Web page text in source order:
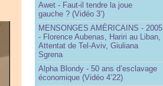
Awet - Faut-il tendre la joue
gauche ? (Vidéo 3’)
MENSONGES AMÉRICAINS - 2005
- Florence Aubenas, Hariri au Liban,
Attentat de Tel-Aviv, Giuliana
Sgrena
Alpha Blondy - 50 ans d’esclavage
économique (Vidéo 4’22)